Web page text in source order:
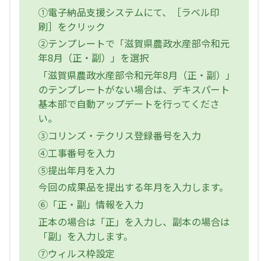
①電子納品支援システムにて、［ラベル印
刷］をクリック
②テンプレートで「滋賀県農政水産部令和元
年8月（正・副）」を選択
「滋賀県農政水産部令和元年8月（正・副）」
のテンプレートがない場合は、デキスパート
基本部で自動アップデートを行ってくださ
い。
③コリンズ・テクリス登録番号を入力
④工事番号を入力
⑤提出年月を入力
今回の成果品を提出する年月を入力します。
⑥「正・副」情報を入力
正本の場合は「正」を入力し、副本の場合は
「副」を入力します。
⑦ウィルス枠設定